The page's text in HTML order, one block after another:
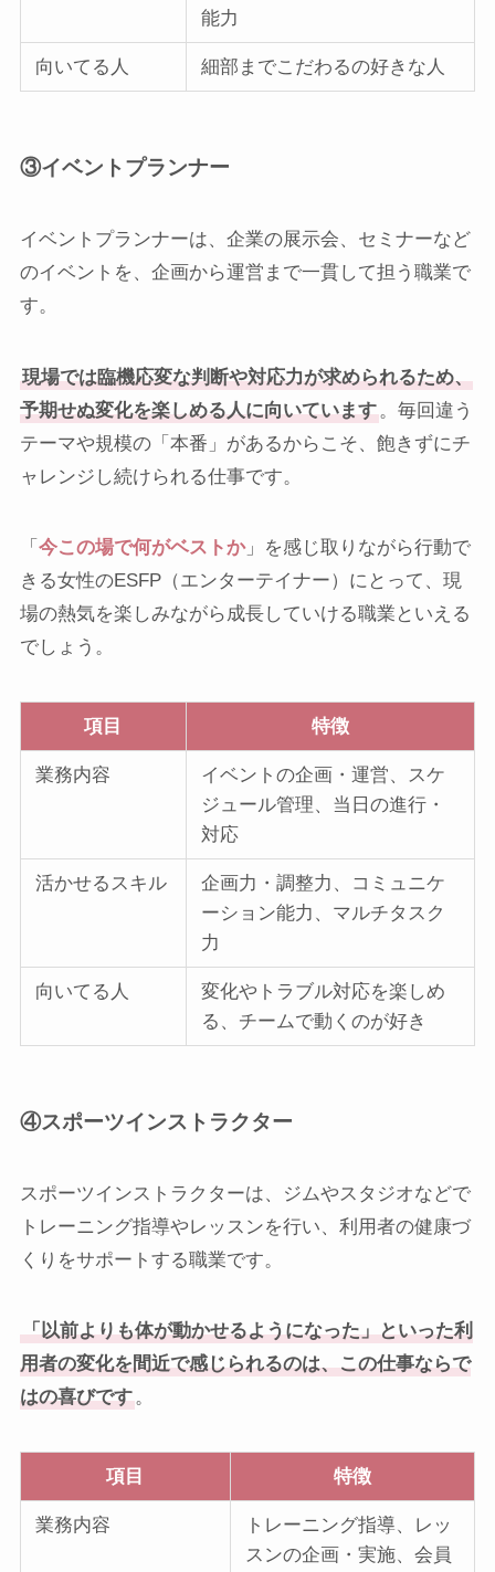
能力
向いてる人 細部までこだわるの好きな人
③イベントプランナー
イベントプランナーは、企業の展示会、セミナーなど
のイベントを、企画から運営まで一貫して担う職業で
す。
現場では臨機応変な判断や対応力が求められるため、
予期せぬ変化を楽しめる人に向いています。毎回違う
テーマや規模の「本番」があるからこそ、飽きずにチ
ャレンジし続けられる仕事です。
「 今この場で何がベストか」を感じ取りながら行動で
きる女性のESFP（エンターテイナー）にとって、現
場の熱気を楽しみながら成長していける職業といえる
でしょう。
項目 特徴
業務内容
イベントの企画・運営、スケ
ジュール管理、当日の進行・
対応
活かせるスキル
企画力・調整力、コミュニケ
ーション能力、マルチタスク
力
向いてる人
変化やトラブル対応を楽しめ
る、チームで動くのが好き
④スポーツインストラクター
スポーツインストラクターは、ジムやスタジオなどで
トレーニング指導やレッスンを行い、利用者の健康づ
くりをサポートする職業です。
「以前よりも体が動かせるようになった」といった利
用者の変化を間近で感じられるのは、この仕事ならで
はの喜びです。
項目 特徴
業務内容
トレーニング指導、レッ
スンの企画・実施、会員